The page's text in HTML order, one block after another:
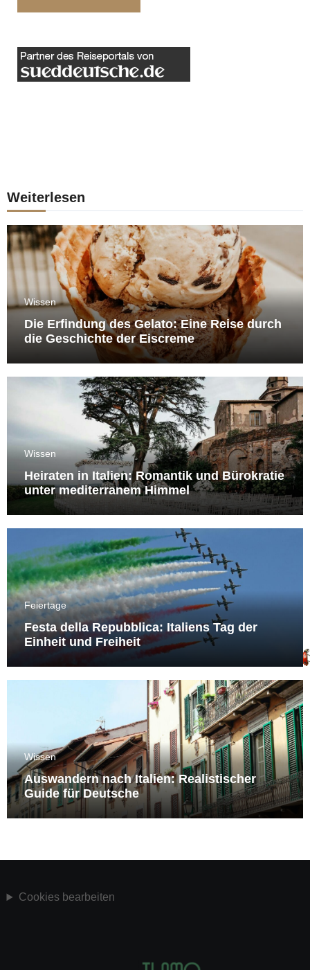
Weiterlesen
Wissen
Die Erfindung des Gelato: Eine Reise durch
die Geschichte der Eiscreme
Wissen
Heiraten in Italien: Romantik und Bürokratie
unter mediterranem Himmel
Feiertage
Festa della Repubblica: Italiens Tag der
Einheit und Freiheit
Wissen
Auswandern nach Italien: Realistischer
Guide für Deutsche
Cookies bearbeiten